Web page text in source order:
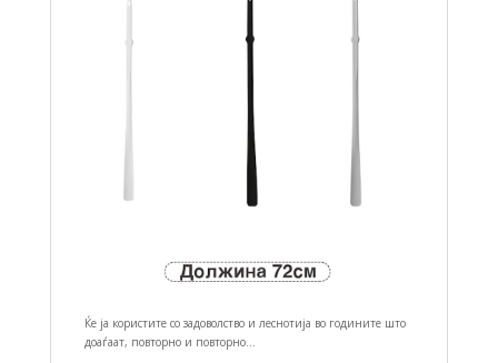
Ќе ја користите со задоволство и леснотија во годините што
доаѓаат, повторно и повторно…